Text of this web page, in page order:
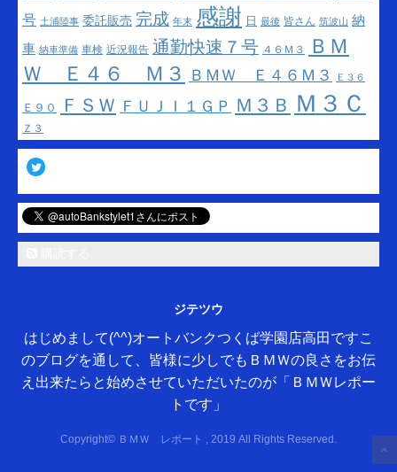
号 土浦陸事 委託販売 完成 年末 感謝 日 最後 皆さん 筑波山 納
車 納車準備 車検 近況報告 通勤快速７号 ４６Ｍ３
ＢＭ
Ｗ Ｅ４６ Ｍ３
ＢＭＷ Ｅ４６Ｍ３ Ｅ３６
Ｅ９０ ＦＳＷ ＦＵＪＩ１ＧＰ Ｍ３Ｂ Ｍ３Ｃ
Ｚ３
Twitter
ジテツウ
はじめまして(^^)オートバンクつくば学園店高田ですこ
のブログを通して、皆様に少しでもＢＭＷの良さをお伝
え出来たらと始めさせていただいたのが「ＢＭＷレポー
トです」
Copyright© ＢＭＷ レポート , 2019 All Rights Reserved.